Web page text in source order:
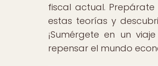
fiscal actual.
estas teorías y
¡Sumérgete en un
repensar el mundo